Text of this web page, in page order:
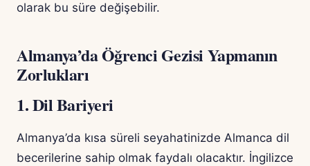
olarak bu süre değişebilir.
Almanya’da Öğrenci Gezisi Yapmanın
Zorlukları
1. Dil Bariyeri
Almanya’da kısa süreli seyahatinizde Almanca dil
becerilerine sahip olmak faydalı olacaktır. İngilizce